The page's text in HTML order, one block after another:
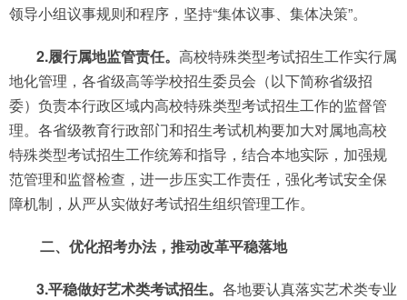
领导小组议事规则和程序，坚持“集体议事、集体决策”。
2.履行属地监管责任。 高校特殊类型考试招生工作实行属
地化管理，各省级高等学校招生委员会（以下简称省级招
委）负责本行政区域内高校特殊类型考试招生工作的监督管
理。各省级教育行政部门和招生考试机构要加大对属地高校
特殊类型考试招生工作统筹和指导，结合本地实际，加强规
范管理和监督检查，进一步压实工作责任，强化考试安全保
障机制，从严从实做好考试招生组织管理工作。
二、优化招考办法，推动改革平稳落地
3.平稳做好艺术类考试招生。 各地要认真落实艺术类专业